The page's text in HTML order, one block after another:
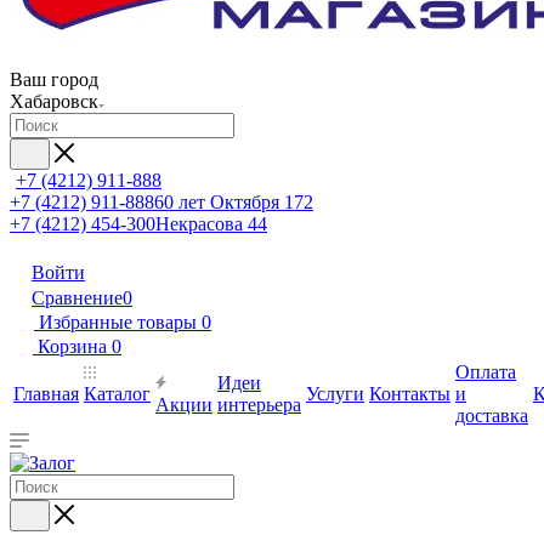
Ваш город
Хабаровск
+7 (4212) 911-888
+7 (4212) 911-88860 лет Октября 172
+7 (4212) 454-300Некрасова 44
Войти
Сравнение0
Избранные товары 0
Корзина 0
Главная Каталог
Акции
Идеи
интерьера
Услуги Контакты
Оплата
и
доставка